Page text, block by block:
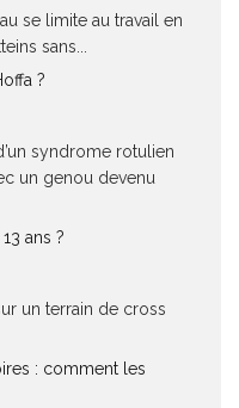
se limite au travail en
sans...
?
syndrome rotulien
un genou devenu
ans ?
un terrain de cross
: comment les